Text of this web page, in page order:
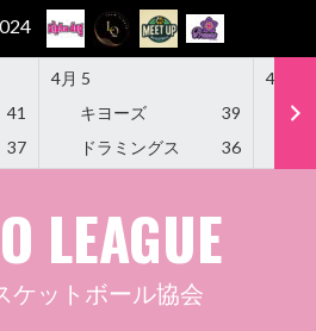
41
37
4月 5
キヨーズ
39
ドラミングス
36
4月 5
LEAGUE
ケットボール協会